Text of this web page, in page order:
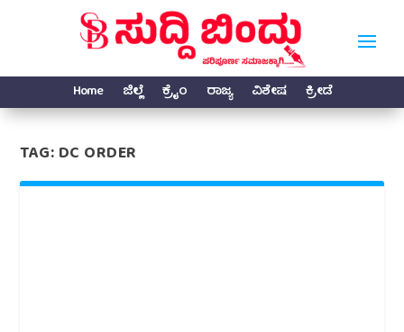
Home ಜಿಲ್ಲೆ ಕ್ರೈಂ ರಾಜ್ಯ ವಿಶೇಷ ಕ್ರೀಡೆ
TAG:DC ORDER